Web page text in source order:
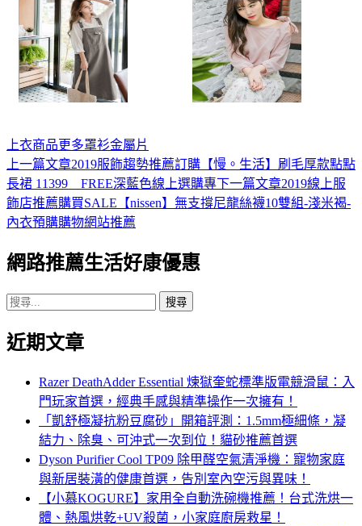
上衣商品更多罩衫金屬片
文
章
導
覽
上一篇文章2019服飾趨勢推薦訂購【慢。生活】刷毛厚款點點
長裙 11399 FREE深藍色線上選購專下一篇文章2019線上服
飾店推薦購買SALE【nissen】無支撐尼龍絲襪10雙組-淺米褐-
內衣預購購物網站推薦
網路推薦生活好康優惠
搜
關
近期文章
Razer DeathAdder Essential 煉獄奎蛇標準版電競滑鼠：入
門玩家首選，經典手感與精準操作一次擁有！
「凱舒極凝抗粉豆腐砂」開箱評測：1.5mm極細條，凝
結力、除臭、可沖式一次到位！貓砂推薦首選
Dyson Purifier Cool TP09 除甲醛空氣清淨機：寵物家庭
與新居裝潢的健康首選，告別室內空污與異味！
【小慕KOGURE】家用全自動洗碗機推薦！台式洗烘一
體、熱風烘乾+UV殺菌，小家庭廚房救星！